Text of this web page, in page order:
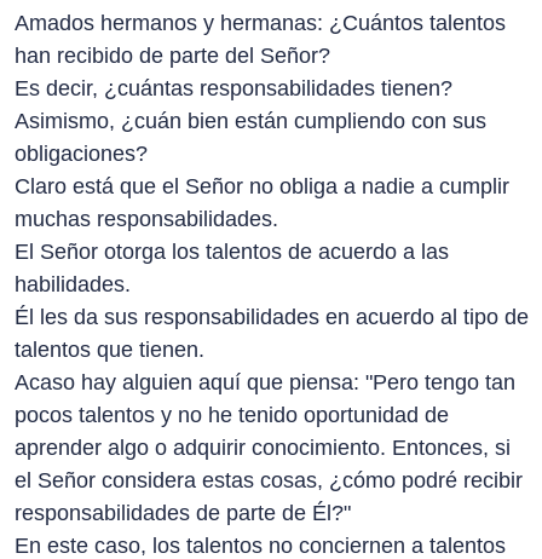
Amados hermanos y hermanas: ¿Cuántos talentos
han recibido de parte del Señor?
Es decir, ¿cuántas responsabilidades tienen?
Asimismo, ¿cuán bien están cumpliendo con sus
obligaciones?
Claro está que el Señor no obliga a nadie a cumplir
muchas responsabilidades.
El Señor otorga los talentos de acuerdo a las
habilidades.
Él les da sus responsabilidades en acuerdo al tipo de
talentos que tienen.
Acaso hay alguien aquí que piensa: "Pero tengo tan
pocos talentos y no he tenido oportunidad de
aprender algo o adquirir conocimiento. Entonces, si
el Señor considera estas cosas, ¿cómo podré recibir
responsabilidades de parte de Él?"
En este caso, los talentos no conciernen a talentos